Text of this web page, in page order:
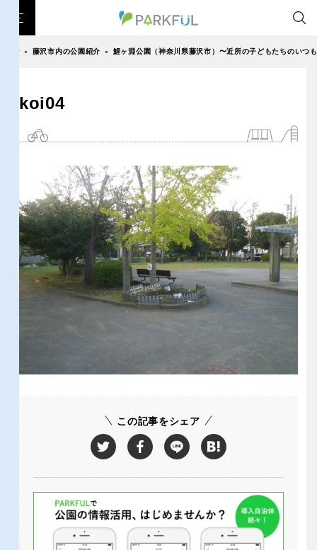
芝生広場
テニスコート 野球場 紅葉の名所 バーベキュー
カフェ・レストラン サッカー・フットサル ランニングコース
動物園・ふれあい 歴史・文化財 日本庭園 紅葉の美しい公園
さくら名所100公園 屋内遊び場 アスレチックコース
バスケットボール 彫刻・アート 桜・梅の名所 コトブキ事例
洋式庭園 ドッグラン ローラー滑り台 植物園 夜景スポット
Pickup 花の名所 プレーパーク 美術館
インクルーシブパーク 屋根付き遊び場 花菖蒲
バスケットゴール
交通公園
地域で探す
北海道・東北
岩手
山形
福島
千葉 東京
神奈川
大型遊具
自然が豊か
テニスコート 野球場
紅葉の名所 バーベキュー
カフェ・レストラン サッカー・フットサル
ランニングコース 動物園・ふれあい
歴史・文化財 日本庭園
紅葉の美しい公園 さくら名所100公園
屋内遊び場
桜・梅の名所 コトブキ事例
植物園
Pickup
プレーパーク
インクルーシブパーク 屋根付き遊び場
キャンプ場
> 藤沢市内の公園紹介 > 鯉ヶ淵公園（神奈川県藤沢市）〜近所の子どもたちのいつ
koi04
この記事をシェア